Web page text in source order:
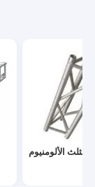
مثلث الألومنيوم